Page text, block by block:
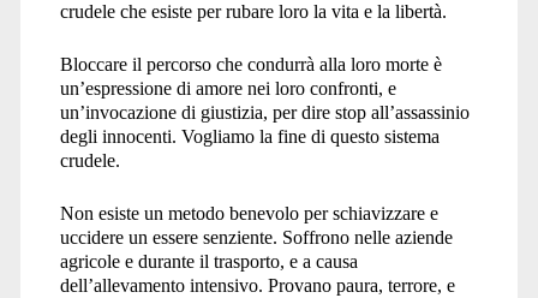
crudele che esiste per rubare loro la vita e la libertà.
Bloccare il percorso che condurrà alla loro morte è
un’espressione di amore nei loro confronti, e
un’invocazione di giustizia, per dire stop all’assassinio
degli innocenti. Vogliamo la fine di questo sistema
crudele.
Non esiste un metodo benevolo per schiavizzare e
uccidere un essere senziente. Soffrono nelle aziende
agricole e durante il trasporto, e a causa
dell’allevamento intensivo. Provano paura, terrore, e